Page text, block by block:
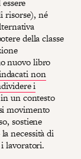
risorse), né
della classe
nuovo libro
non
i
un contesto
movimento
sostiene
necessità di
lavoratori.